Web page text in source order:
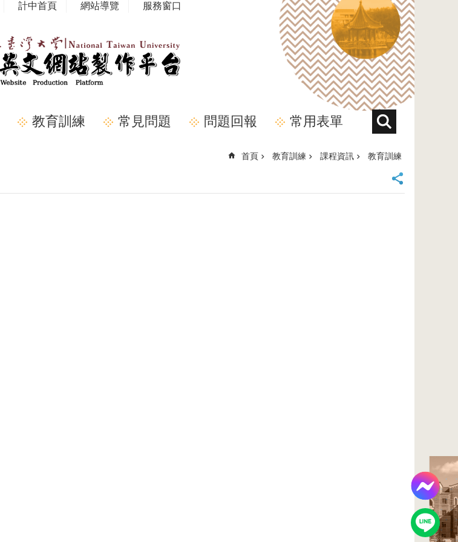
計中首頁 網站導覽 服務窗口
教育訓練 常見問題 問題回報 常用表單
首頁 教育訓練 課程資訊 教育訓練